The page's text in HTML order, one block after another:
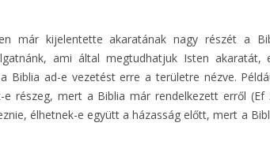
már kijelentette akaratának nagy részét a
ami által megtudhatjuk Isten akaratát,
Biblia ad-e vezetést erre a területre nézve.
részeg, mert a Biblia már rendelkezett erről (Ef
élhetnek-e együtt a házasság előtt, mert a